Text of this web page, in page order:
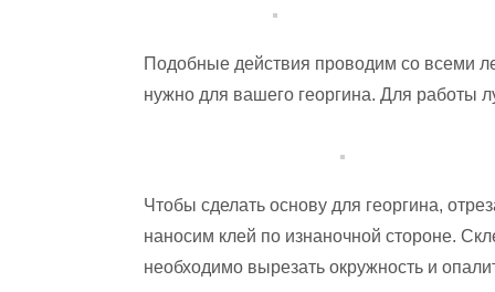
Подобные действия проводим со всеми
нужно для вашего георгина. Для работы
Чтобы сделать основу для георгина,
наносим клей по изнаночной стороне.
необходимо вырезать окружность и